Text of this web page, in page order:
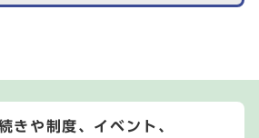
きや制度、イベント、